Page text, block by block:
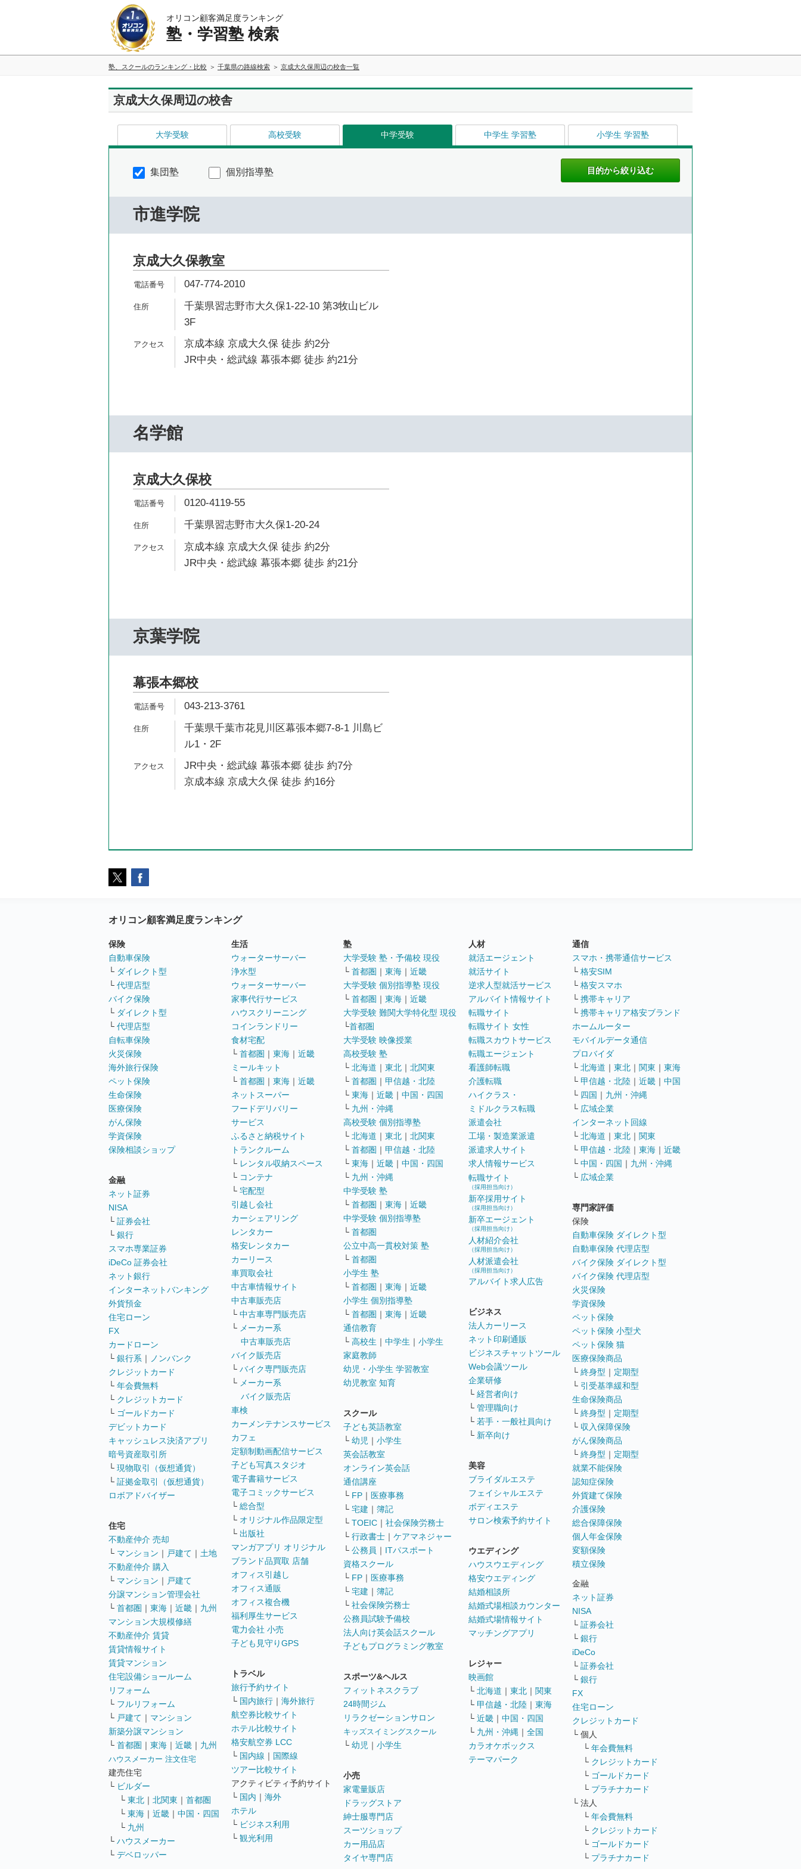
オリコン顧客満足度ランキング
塾・学習塾 検索
塾、スクールのランキング・比較 千葉県の路線検索 京成大久保周辺の校舎一覧
京成大久保周辺の校舎
大学受験 高校受験 中学受験 中学生 学習塾 小学生 学習塾
集団塾 個別指導塾
市進学院
京成大久保教室
047-774-2010
千葉県習志野市大久保1-22-10 第3牧山ビル
3F
京成本線 京成大久保 徒歩 約2分
JR中央・総武線 幕張本郷 徒歩 約21分
名学館
京成大久保校
0120-4119-55
千葉県習志野市大久保1-20-24
京成本線 京成大久保 徒歩 約2分
JR中央・総武線 幕張本郷 徒歩 約21分
京葉学院
幕張本郷校
043-213-3761
千葉県千葉市花見川区幕張本郷7-8-1 川島ビ
ル1・2F
JR中央・総武線 幕張本郷 徒歩 約7分
京成本線 京成大久保 徒歩 約16分
オリコン顧客満足度ランキング
保険
自動車保険
└ ダイレクト型
└ 代理店型
バイク保険
└ ダイレクト型
└ 代理店型
自転車保険
火災保険
海外旅行保険
ペット保険
生命保険
医療保険
がん保険
学資保険
保険相談ショップ
金融
ネット証券
NISA
└ 証券会社
└ 銀行
スマホ専業証券
iDeCo 証券会社
ネット銀行
インターネットバンキング
外貨預金
住宅ローン
FX
カードローン
└ 銀行系 ｜
ノンバンク
クレジットカード
└ 年会費無料
└ クレジットカード
└ ゴールドカード
デビットカード
キャッシュレス決済アプリ
暗号資産取引所
└ 現物取引（仮想通貨）
└ 証拠金取引（仮想通貨）
ロボアドバイザー
住宅
不動産仲介 売却
└ マンション ｜ 戸建て ｜ 土地
不動産仲介 購入
└ マンション ｜ 戸建て
分譲マンション管理会社
└ 首都圏 ｜ 東海 ｜ 近畿 ｜ 九州
マンション大規模修繕
不動産仲介 賃貸
賃貸情報サイト
賃貸マンション
住宅設備ショールーム
リフォーム
└ フルリフォーム
└ 戸建て ｜ マンション
新築分譲マンション
└ 首都圏 ｜ 東海 ｜ 近畿 ｜ 九州
ハウスメーカー 注文住宅
建売住宅
└ ビルダー
└ 東北 ｜ 北関東 ｜ 首都圏
└ 東海 ｜ 近畿 ｜ 中国・四国
└ 九州
└ ハウスメーカー
└ デベロッパー
生活
ウォーターサーバー
浄水型
ウォーターサーバー
家事代行サービス
ハウスクリーニング
コインランドリー
食材宅配
└ 首都圏 ｜ 東海 ｜ 近畿
ミールキット
└ 首都圏 ｜ 東海 ｜ 近畿
ネットスーパー
フードデリバリー
サービス
ふるさと納税サイト
トランクルーム
└ レンタル収納スペース
└ コンテナ
└ 宅配型
引越し会社
カーシェアリング
レンタカー
格安レンタカー
カーリース
車買取会社
中古車情報サイト
中古車販売店
└ 中古車専門販売店
└ メーカー系
中古車販売店
バイク販売店
└ バイク専門販売店
└ メーカー系
バイク販売店
車検
カーメンテナンスサービス
カフェ
定額制動画配信サービス
子ども写真スタジオ
電子書籍サービス
電子コミックサービス
└ 総合型
└ オリジナル作品限定型
└ 出版社
マンガアプリ オリジナル
ブランド品買取 店舗
オフィス引越し
オフィス通販
オフィス複合機
福利厚生サービス
電力会社 小売
子ども見守りGPS
トラベル
旅行予約サイト
└ 国内旅行 ｜ 海外旅行
航空券比較サイト
ホテル比較サイト
格安航空券 LCC
└ 国内線 ｜ 国際線
ツアー比較サイト
アクティビティ予約サイト
└ 国内 ｜ 海外
ホテル
└ ビジネス利用
└ 観光利用
塾
大学受験 塾・予備校 現役
└ 首都圏 ｜ 東海 ｜ 近畿
大学受験 個別指導塾 現役
└ 首都圏 ｜ 東海 ｜ 近畿
大学受験 難関大学特化型 現役
└首都圏
大学受験 映像授業
高校受験 塾
└ 北海道 ｜ 東北 ｜ 北関東
└ 首都圏 ｜ 甲信越・北陸
└ 東海 ｜ 近畿 ｜ 中国・四国
└ 九州・沖縄
高校受験 個別指導塾
└ 北海道 ｜ 東北 ｜ 北関東
└ 首都圏 ｜ 甲信越・北陸
└ 東海 ｜ 近畿 ｜ 中国・四国
└ 九州・沖縄
中学受験 塾
└ 首都圏 ｜ 東海 ｜ 近畿
中学受験 個別指導塾
└ 首都圏
公立中高一貫校対策 塾
└ 首都圏
小学生 塾
└ 首都圏 ｜ 東海 ｜ 近畿
小学生 個別指導塾
└ 首都圏 ｜ 東海 ｜ 近畿
通信教育
└ 高校生 ｜ 中学生 ｜ 小学生
家庭教師
幼児・小学生 学習教室
幼児教室 知育
スクール
子ども英語教室
└ 幼児 ｜ 小学生
英会話教室
オンライン英会話
通信講座
└ FP ｜ 医療事務
└ 宅建 ｜ 簿記
└ TOEIC ｜ 社会保険労務士
└ 行政書士 ｜ ケアマネジャー
└ 公務員 ｜ ITパスポート
資格スクール
└ FP ｜ 医療事務
└ 宅建 ｜ 簿記
└ 社会保険労務士
公務員試験予備校
法人向け英会話スクール
子どもプログラミング教室
スポーツ&ヘルス
フィットネスクラブ
24時間ジム
リラクゼーションサロン
キッズスイミングスクール
└ 幼児 ｜ 小学生
小売
家電量販店
ドラッグストア
紳士服専門店
スーツショップ
カー用品店
タイヤ専門店
人材
就活エージェント
就活サイト
逆求人型就活サービス
アルバイト情報サイト
転職サイト
転職サイト 女性
転職スカウトサービス
転職エージェント
看護師転職
介護転職
ハイクラス・
ミドルクラス転職
派遣会社
工場・製造業派遣
派遣求人サイト
求人情報サービス
転職サイト
（採用担当向け）
新卒採用サイト
（採用担当向け）
新卒エージェント
（採用担当向け）
人材紹介会社
（採用担当向け）
人材派遣会社
（採用担当向け）
アルバイト求人広告
ビジネス
法人カーリース
ネット印刷通販
ビジネスチャットツール
Web会議ツール
企業研修
└ 経営者向け
└ 管理職向け
└ 若手・一般社員向け
└ 新卒向け
美容
ブライダルエステ
フェイシャルエステ
ボディエステ
サロン検索予約サイト
ウエディング
ハウスウエディング
格安ウエディング
結婚相談所
結婚式場相談カウンター
結婚式場情報サイト
マッチングアプリ
レジャー
映画館
└ 北海道 ｜ 東北 ｜ 関東
└ 甲信越・北陸 ｜ 東海
└ 近畿 ｜ 中国・四国
└ 九州・沖縄 ｜ 全国
カラオケボックス
テーマパーク
通信
スマホ・携帯通信サービス
└ 格安SIM
└ 格安スマホ
└ 携帯キャリア
└ 携帯キャリア格安ブランド
ホームルーター
モバイルデータ通信
プロバイダ
└ 北海道 ｜ 東北 ｜ 関東 ｜ 東海
└ 甲信越・北陸 ｜ 近畿 ｜ 中国
└ 四国 ｜ 九州・沖縄
└ 広域企業
インターネット回線
└ 北海道 ｜ 東北 ｜ 関東
└ 甲信越・北陸 ｜ 東海 ｜ 近畿
└ 中国・四国 ｜ 九州・沖縄
└ 広域企業
専門家評価
保険
自動車保険 ダイレクト型
自動車保険 代理店型
バイク保険 ダイレクト型
バイク保険 代理店型
火災保険
学資保険
ペット保険
ペット保険 小型犬
ペット保険 猫
医療保険商品
└ 終身型 ｜ 定期型
└ 引受基準緩和型
生命保険商品
└ 終身型 ｜ 定期型
└ 収入保障保険
がん保険商品
└ 終身型 ｜ 定期型
就業不能保険
認知症保険
外貨建て保険
介護保険
総合保障保険
個人年金保険
変額保険
積立保険
金融
ネット証券
NISA
└ 証券会社
└ 銀行
iDeCo
└ 証券会社
└ 銀行
FX
住宅ローン
クレジットカード
└ 個人
└ 年会費無料
└ クレジットカード
└ ゴールドカード
└ プラチナカード
└ 法人
└ 年会費無料
└ クレジットカード
└ ゴールドカード
└ プラチナカード